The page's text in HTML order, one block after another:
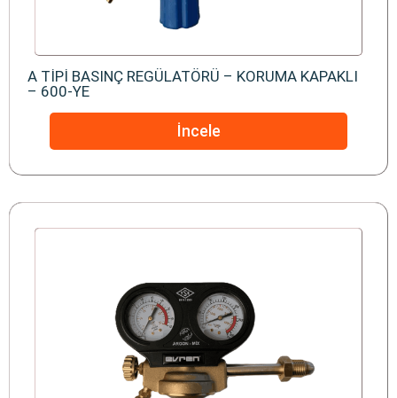
A TİPİ BASINÇ REGÜLATÖRÜ – KORUMA KAPAKLI
– 600-YE
İncele